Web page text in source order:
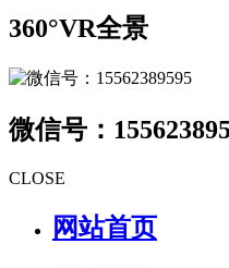
360°VR全景
微信号：
CLOSE
网站首页